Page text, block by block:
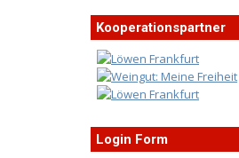
Kooperationspartner
Login Form